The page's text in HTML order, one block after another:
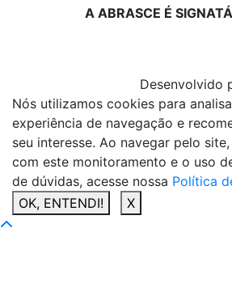
A ABRASCE É
Desenvolvido
Nós utilizamos cookies para
experiência de navegação e
seu interesse. Ao navegar pelo
com este monitoramento e o uso
de dúvidas, acesse nossa Política
OK, ENTENDI!
X